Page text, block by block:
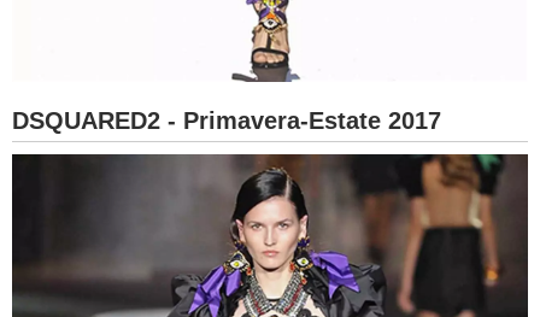
DSQUARED2 - Primavera-Estate 2017